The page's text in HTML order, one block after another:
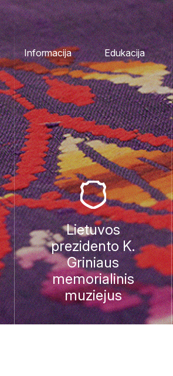
Informacija Edukacija
Lietuvos
prezidento K.
Griniaus
memorialinis
muziejus